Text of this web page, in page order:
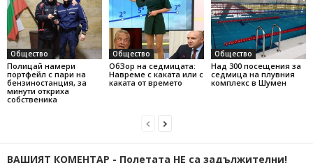
Общество
Полицай намери
портфейл с пари на
бензиностанция, за
минути откриха
собственика
Общество
ОбЗор на седмицата:
Навреме с каката или с
каката от времето
Общество
Над 300 посещения за
седмица на плувния
комплекс в Шумен
ВАШИЯТ КОМЕНТАР - Полетата НЕ са задължителни!